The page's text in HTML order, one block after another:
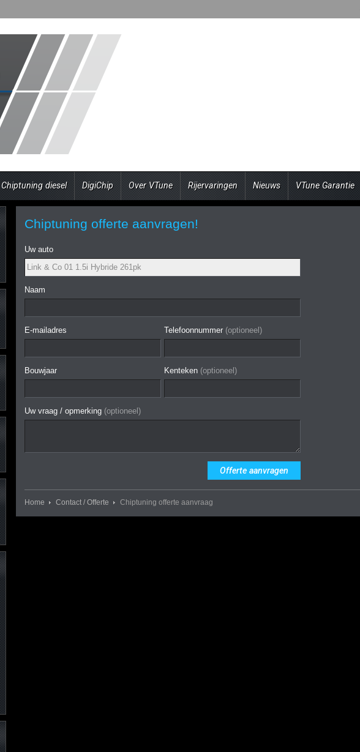
Chiptuning diesel DigiChip Over VTune Rijervaringen Nieuws VTune Garantie
Chiptuning offerte aanvragen!
Uw auto
Naam
E-mailadres Telefoonnummer (optioneel)
Bouwjaar Kenteken (optioneel)
Uw vraag / opmerking (optioneel)
Home Contact / Offerte Chiptuning offerte aanvraag